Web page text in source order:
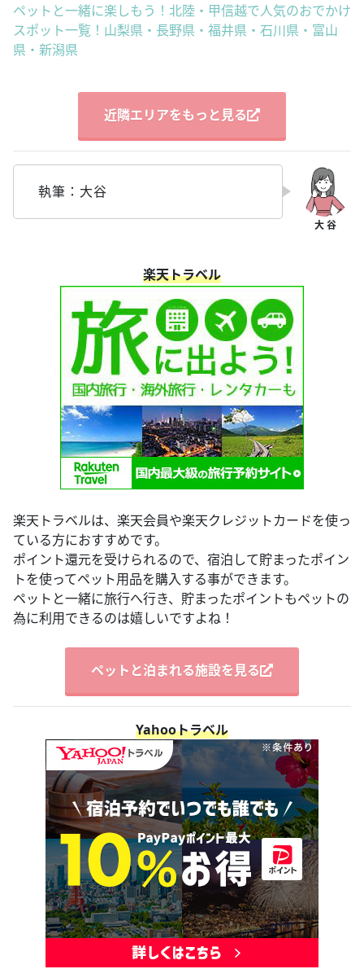
ペットと一緒に楽しもう！北陸・甲信越で人気のおでかけ
スポット一覧！山梨県・長野県・福井県・石川県・富山
県・新潟県
近隣エリアをもっと見る
執筆：大谷
楽天トラベル
楽天トラベルは、楽天会員や楽天クレジットカードを使っ
ている方におすすめです。
ポイント還元を受けられるので、宿泊して貯まったポイン
トを使ってペット用品を購入する事ができます。
ペットと一緒に旅行へ行き、貯まったポイントもペットの
為に利用できるのは嬉しいですよね！
ペットと泊まれる施設を見る
Yahooトラベル